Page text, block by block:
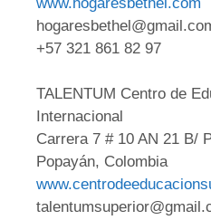
+57 321 861 82 97
TALENTUM Centro de
Internacional
Carrera 7 # 10 AN 21 B/
Popayán, Colombia